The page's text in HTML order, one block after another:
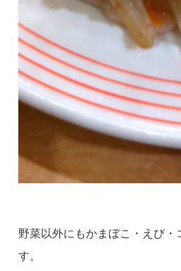
野菜以外にもかまぼこ・えび・
す。